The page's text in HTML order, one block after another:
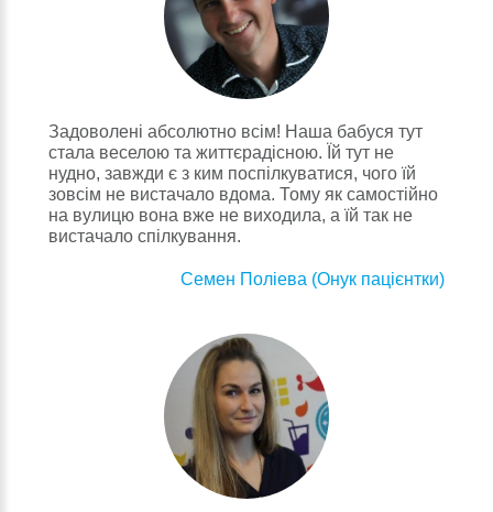
Задоволені абсолютно всім! Наша бабуся тут
стала веселою та життєрадісною. Їй тут не
нудно, завжди є з ким поспілкуватися, чого їй
зовсім не вистачало вдома. Тому як самостійно
на вулицю вона вже не виходила, а їй так не
вистачало спілкування.
Семен Поліева (Онук пацієнтки)